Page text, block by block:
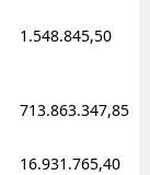
1.548.845,50
713.863.347,85
16.931.765,40